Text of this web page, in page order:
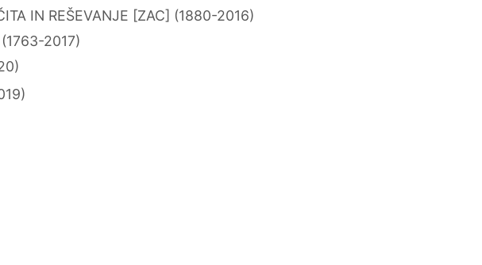
IN REŠEVANJE [ZAC] (1880-2016)
2017)